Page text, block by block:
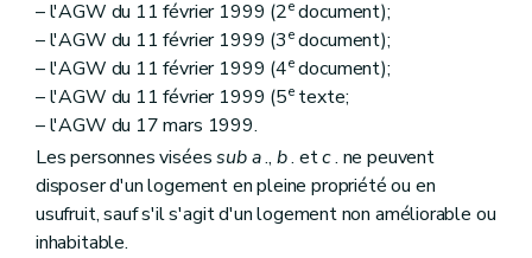
Art. 160
Art. 161
Art. 162
Section 3 De la tutelle administrative
Sous-section première
Art. 163
Art. 164
Art. 165
Sous-section 2 Du commissaire
Art. 166
– l'AGW du 11 février 1999 (2edocument);
– l'AGW du 11 février 1999 (3edocument);
– l'AGW du 11 février 1999 (4edocument);
– l'AGW du 11 février 1999 (5etexte;
– l'AGW du 17 mars 1999.
Les personnes viséessuba., b. etc. ne peuvent
disposer d'un logement en pleine propriété ou en
usufruit, sauf s'il s'agit d'un logement non améliorable ou
inhabitable.